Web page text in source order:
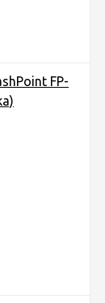
FP-